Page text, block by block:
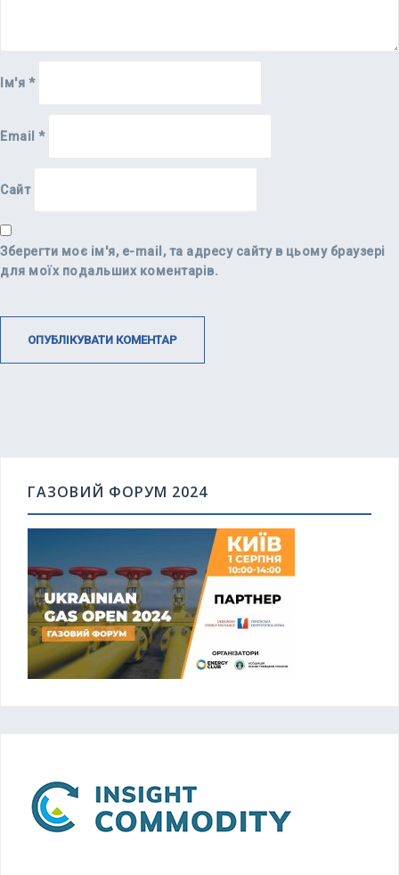
Ім'я *
Email *
Сайт
Зберегти моє ім'я, e-mail, та адресу сайту в цьому браузері
для моїх подальших коментарів.
ГАЗОВИЙ ФОРУМ 2024